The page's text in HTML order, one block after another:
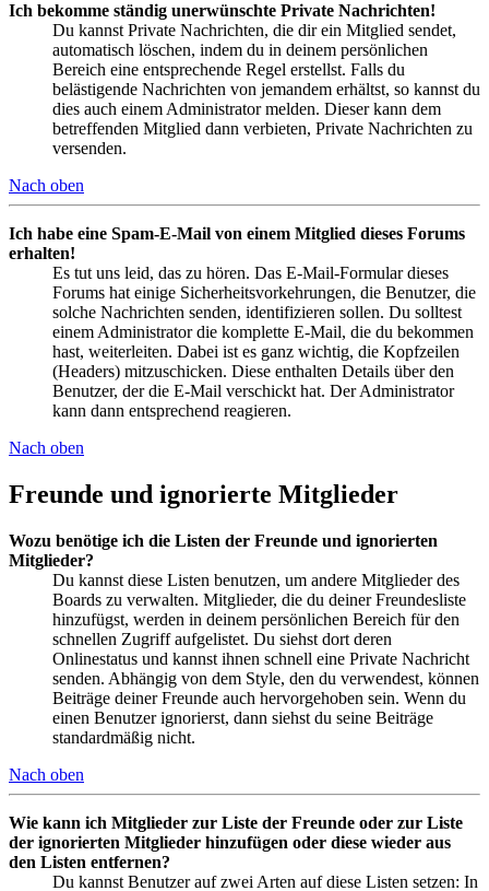
Ich bekomme ständig unerwünschte Private Nachrichten!
Du kannst Private Nachrichten, die dir ein Mitglied sendet,
automatisch löschen, indem du in deinem persönlichen
Bereich eine entsprechende Regel erstellst. Falls du
belästigende Nachrichten von jemandem erhältst, so kannst du
dies auch einem Administrator melden. Dieser kann dem
betreffenden Mitglied dann verbieten, Private Nachrichten zu
versenden.
Nach oben
Ich habe eine Spam-E-Mail von einem Mitglied dieses Forums
erhalten!
Es tut uns leid, das zu hören. Das E-Mail-Formular dieses
Forums hat einige Sicherheitsvorkehrungen, die Benutzer, die
solche Nachrichten senden, identifizieren sollen. Du solltest
einem Administrator die komplette E-Mail, die du bekommen
hast, weiterleiten. Dabei ist es ganz wichtig, die Kopfzeilen
(Headers) mitzuschicken. Diese enthalten Details über den
Benutzer, der die E-Mail verschickt hat. Der Administrator
kann dann entsprechend reagieren.
Nach oben
Freunde und ignorierte Mitglieder
Wozu benötige ich die Listen der Freunde und ignorierten
Mitglieder?
Du kannst diese Listen benutzen, um andere Mitglieder des
Boards zu verwalten. Mitglieder, die du deiner Freundesliste
hinzufügst, werden in deinem persönlichen Bereich für den
schnellen Zugriff aufgelistet. Du siehst dort deren
Onlinestatus und kannst ihnen schnell eine Private Nachricht
senden. Abhängig von dem Style, den du verwendest, können
Beiträge deiner Freunde auch hervorgehoben sein. Wenn du
einen Benutzer ignorierst, dann siehst du seine Beiträge
standardmäßig nicht.
Nach oben
Wie kann ich Mitglieder zur Liste der Freunde oder zur Liste
der ignorierten Mitglieder hinzufügen oder diese wieder aus
den Listen entfernen?
Du kannst Benutzer auf zwei Arten auf diese Listen setzen: In